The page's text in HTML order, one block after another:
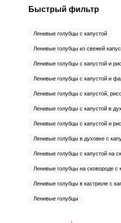
Быстрый фильтр
Ленивые голубцы с капустой
Ленивые голубцы из свежей
Ленивые голубцы с капустой и
Ленивые голубцы с капустой и
Ленивые голубцы с капустой,
Ленивые голубцы с капустой в
Ленивые голубцы с капустой и
Ленивые голубцы в духовке с
Ленивые голубцы с капустой на
Ленивые голубцы на сковороде
Ленивые голубцы в кастрюле с
Ленивые голубцы